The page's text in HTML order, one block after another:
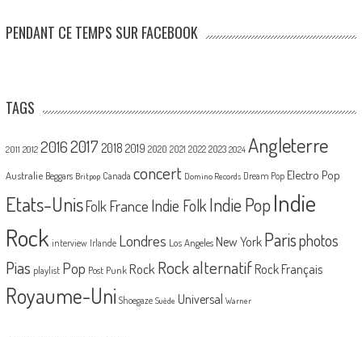
PENDANT CE TEMPS SUR FACEBOOK
TAGS
2011 2012 20162017 2018 2019 2020 2021 2022 2023 2024 Angleterre
Australie Beggars Britpop Canada concert Domino Records Dream Pop Electro Pop
Etats-UnisFolk France Indie Folk Indie PopIndie
Rock interview Irlande Londres Los Angeles New York Parisphotos
Pias playlist Pop Post Punk Rock Rock alternatif Rock Français
Royaume-Uni Shoegaze Suède Universal Warner